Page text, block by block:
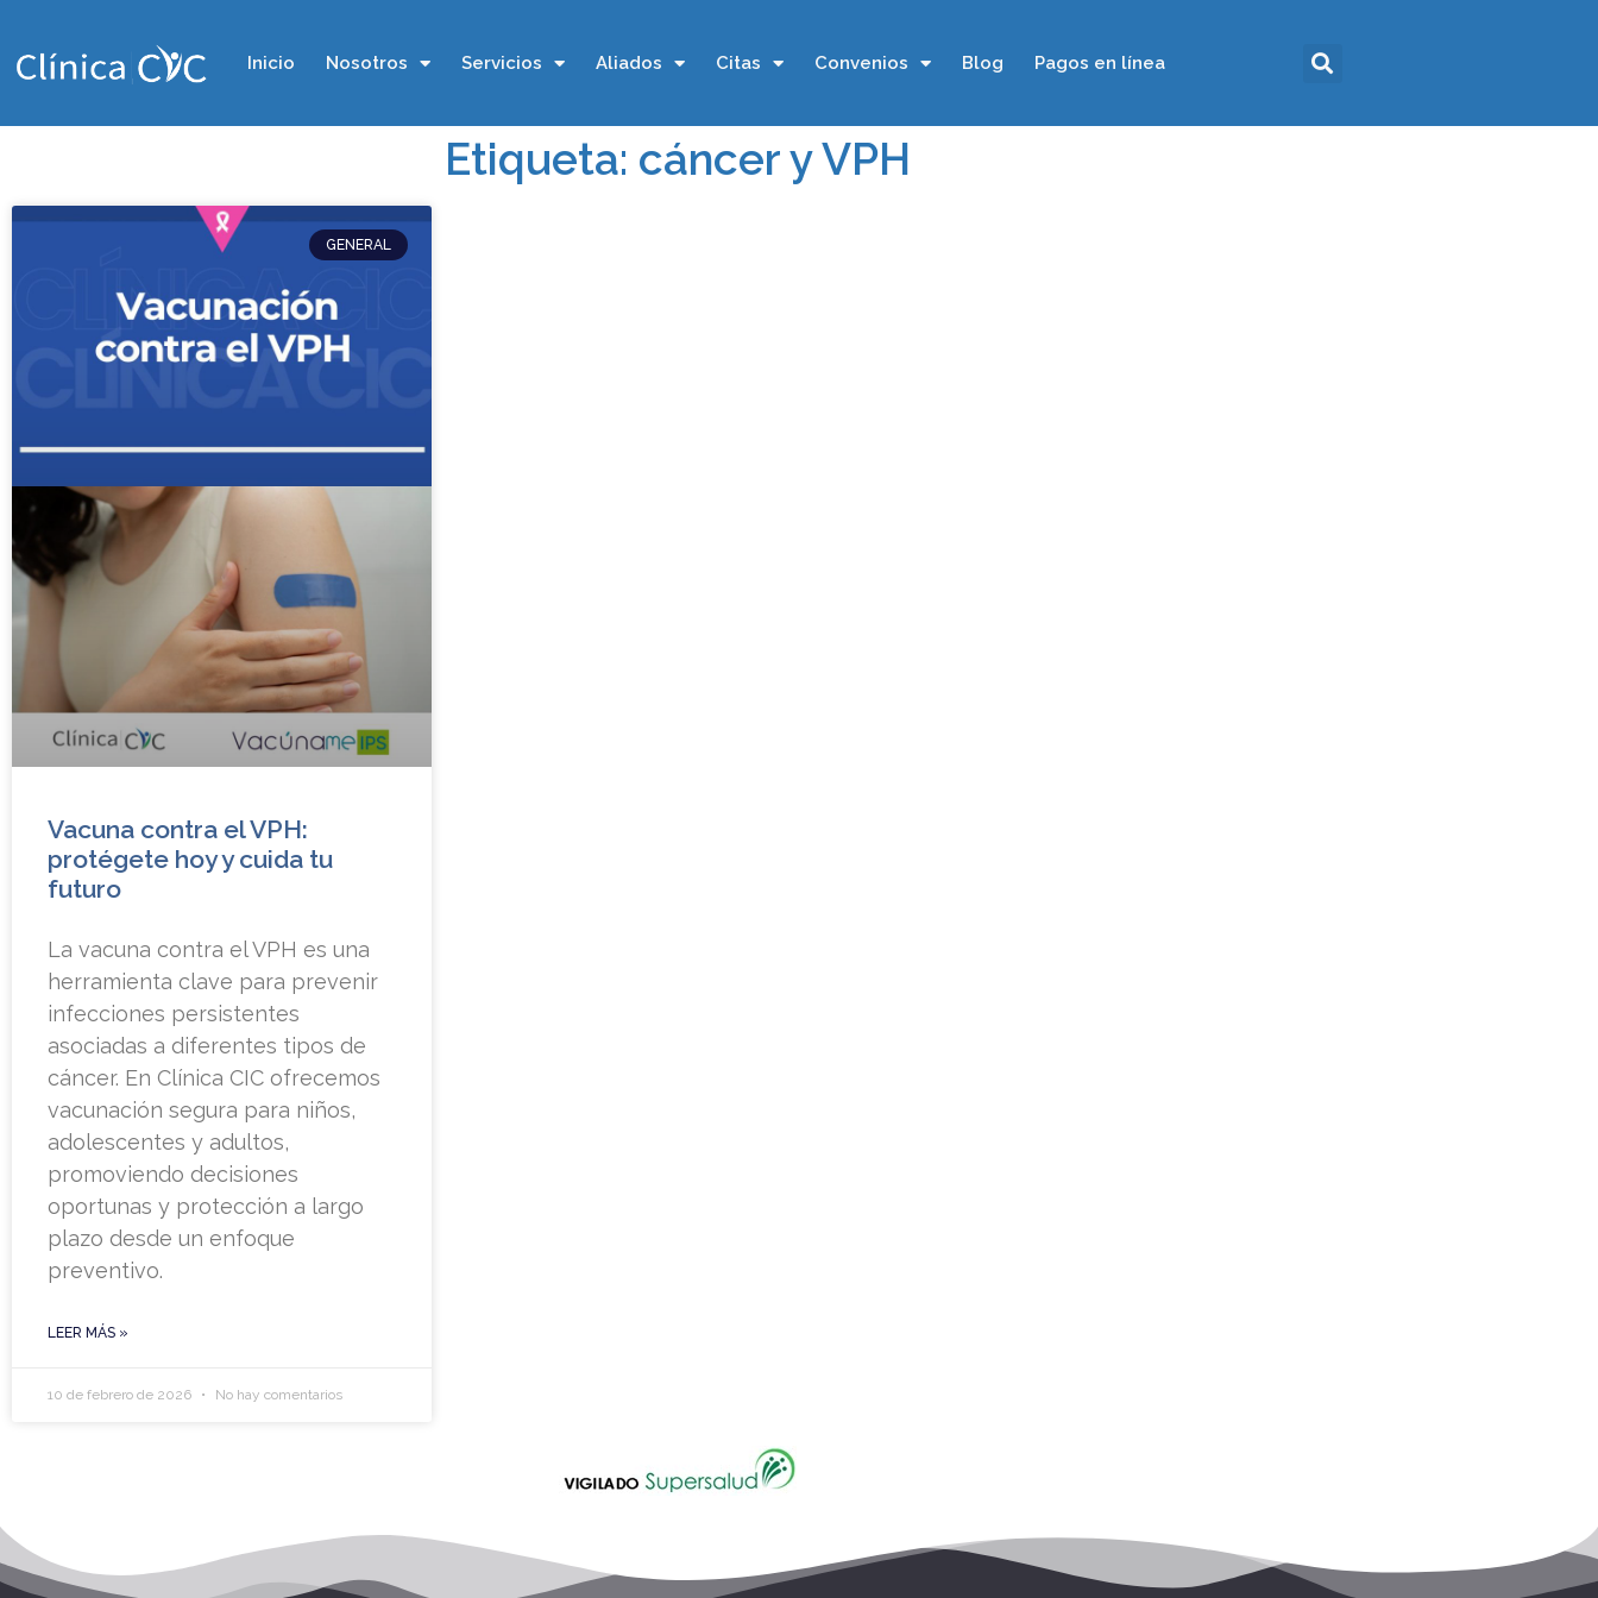
Inicio Nosotros Servicios Aliados Citas Convenios Blog Pagos en línea
Etiqueta: cáncer y VPH
GENERAL
Vacuna contra el VPH:
protégete hoy y cuida tu
futuro
La vacuna contra el VPH es una
herramienta clave para prevenir
infecciones persistentes
asociadas a diferentes tipos de
cáncer. En Clínica CIC ofrecemos
vacunación segura para niños,
adolescentes y adultos,
promoviendo decisiones
oportunas y protección a largo
plazo desde un enfoque
preventivo.
LEER MÁS »
10 de febrero de 2026 No hay comentarios